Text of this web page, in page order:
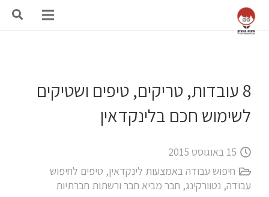
8 עובדות, טריקים, טיפים ושטיקים
לשימוש חכם בלינקדאין
15 באוגוסט 2015
חיפוש עבודה באמצעות לינקדאין, טיפים לחיפוש
עבודה, נטוורקינג, חבר מביא חבר ורשתות חברתיות